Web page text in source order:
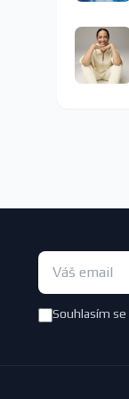
Souhlasím se